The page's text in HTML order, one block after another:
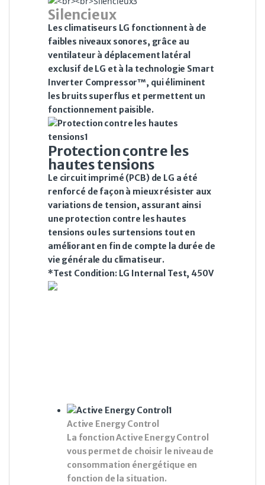
Silencieux
Les climatiseurs LG fonctionnent à de
faibles niveaux sonores, grâce au
ventilateur à déplacement latéral
exclusif de LG et à la technologie Smart
Inverter Compressor™, qui éliminent
les bruits superflus et permettent un
fonctionnement paisible.
Protection contre les
hautes tensions
Le circuit imprimé (PCB) de LG a été
renforcé de façon à mieux résister aux
variations de tension, assurant ainsi
une protection contre les hautes
tensions ou les surtensions tout en
améliorant en fin de compte la durée de
vie générale du climatiseur.
*Test Condition: LG Internal Test, 450V
Active Energy Control
La fonction Active Energy Control
vous permet de choisir le niveau de
consommation énergétique en
fonction de la situation.